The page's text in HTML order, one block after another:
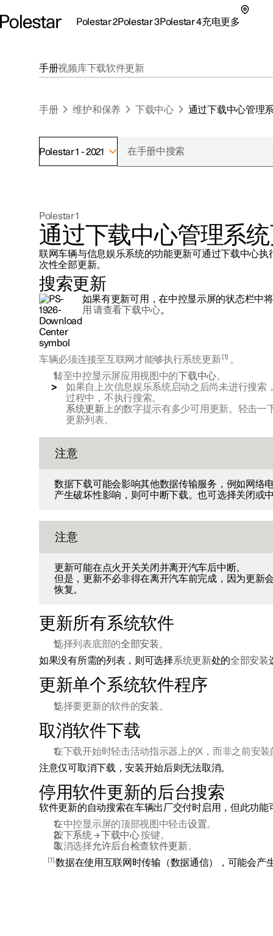
Polestar 2Polestar 3Polestar 4充电更多
联系我们
极星官方二手车
探索Polestar 3
联系我们
公共充电
家庭充电
车主服务
新闻
注册新闻
（在新窗
手册视频库下载软件更新
手册 维护和保养 下载中心 通过下载中心管理
Polestar 1 - 2021
Polestar 1
通过下载中心管理系
联网车辆与信息娱乐系统的功能更新可通过下载中心执
次性全部更新。
搜索更新
如果有更新可用，在中控显示屏的状态栏中
用 请查看下载中心。
车辆必须连接至互联网才能够执行系统更新 1
。
转至中控显示屏应用视图中的 下载中心。
如果自上次信息娱乐系统启动之后尚未进行搜索
过程中，不执行搜索。
系统更新上的数字提示有多少可用更新。轻击一
更新列表。
注意
数据下载可能会影响其他数据传输服务，例如网络
产生破坏性影响，则可中断下载。也可选择关闭或
注意
更新可能在点火开关关闭并离开汽车后中断。
但是，更新不必非得在离开汽车前完成，因为更新
恢复。
更新所有系统软件
选择列表底部的全部安装。
如果没有所需的列表，则可选择系统更新处的全部安装
更新单个系统软件程序
选择要更新的软件的安装。
取消软件下载
在下载开始时轻击活动指示器上的X，而非之前安装
注意仅可取消下载，安装开始后则无法取消。
停用软件更新的后台搜索
软件更新的自动搜索在车辆出厂交付时启用，但此功能
在中控显示屏的顶部视图中轻击设置。
按下系统→ 下载中心按键。
取消选择允许后台检查软件更新。
1 数据在使用互联网时传输（数据通信），可能会产